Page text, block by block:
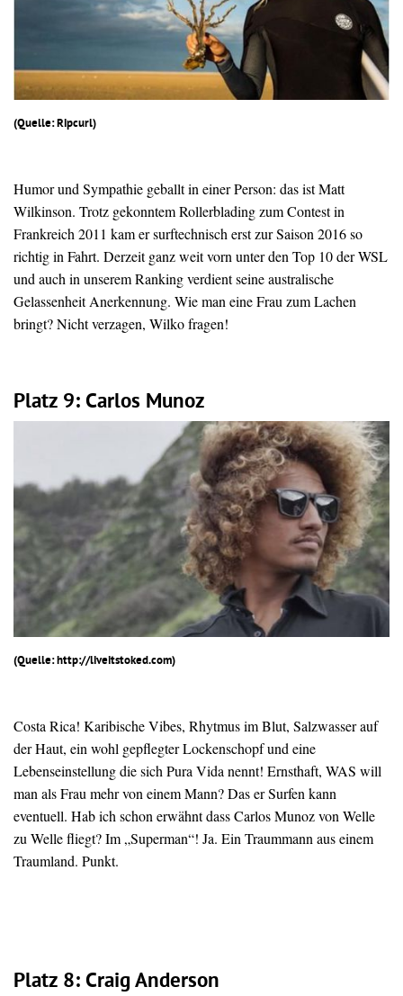
(Quelle: Ripcurl)
Humor und Sympathie geballt in einer Person: das ist Matt
Wilkinson. Trotz gekonntem Rollerblading zum Contest in
Frankreich 2011 kam er surftechnisch erst zur Saison 2016 so
richtig in Fahrt. Derzeit ganz weit vorn unter den Top 10 der WSL
und auch in unserem Ranking verdient seine australische
Gelassenheit Anerkennung. Wie man eine Frau zum Lachen
bringt? Nicht verzagen, Wilko fragen!
Platz 9: Carlos Munoz
(Quelle: http://liveitstoked.com)
Costa Rica! Karibische Vibes, Rhytmus im Blut, Salzwasser auf
der Haut, ein wohl gepflegter Lockenschopf und eine
Lebenseinstellung die sich Pura Vida nennt! Ernsthaft, WAS will
man als Frau mehr von einem Mann? Das er Surfen kann
eventuell. Hab ich schon erwähnt dass Carlos Munoz von Welle
zu Welle fliegt? Im „Superman“! Ja. Ein Traummann aus einem
Traumland. Punkt.
Platz 8: Craig Anderson